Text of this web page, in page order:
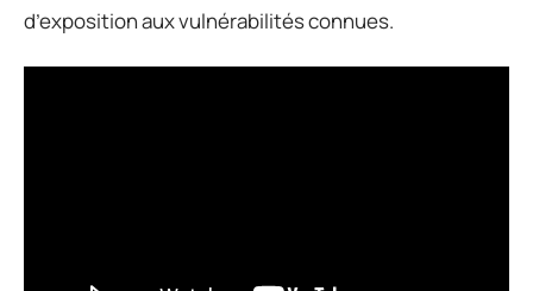
d’exposition aux vulnérabilités connues.